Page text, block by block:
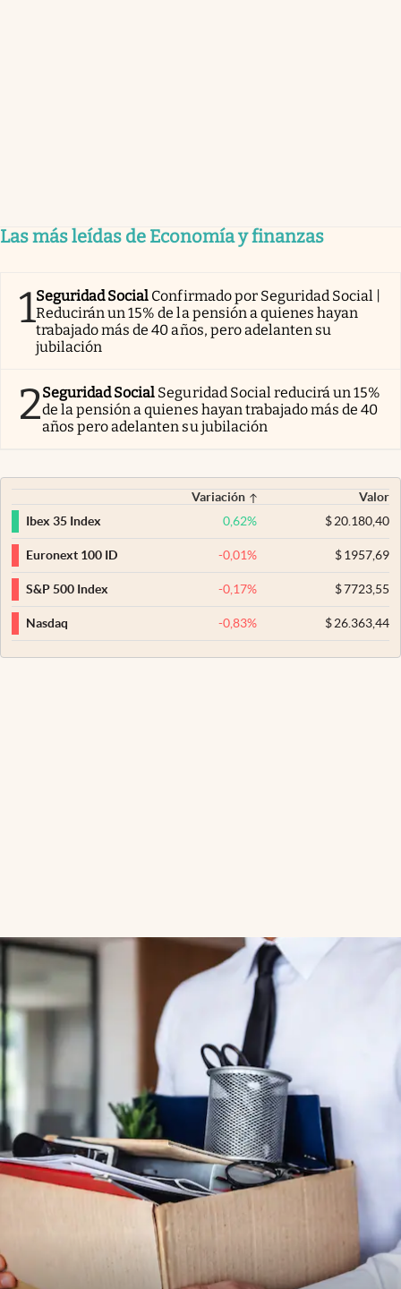
Las más leídas de Economía y finanzas
1Seguridad Social Confirmado por Seguridad Social |
Reducirán un 15% de la pensión a quienes hayan
trabajado más de 40 años, pero adelanten su
jubilación
2Seguridad Social Seguridad Social reducirá un 15%
de la pensión a quienes hayan trabajado más de 40
años pero adelanten su jubilación
Variación
Valor
Ibex 35 Index
0,62% $20.180,40
Euronext 100 ID -0,01% $1957,69
S&P 500 Index -0,17% $7723,55
Nasdaq -0,83% $26.363,44